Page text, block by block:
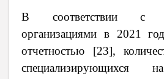
В соответствии с
организациями в 2021
отчетностью [23],
специализирующихся